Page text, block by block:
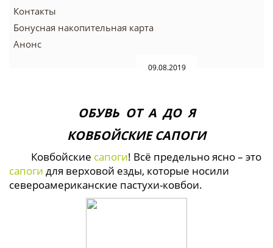
Контакты
Бонусная накопительная карта
Анонс
09.08.2019
ОБУВЬ ОТ А ДО Я
КОВБОЙСКИЕ САПОГИ
Ковбойские сапоги! Всё предельно ясно – это
сапоги для верховой езды, которые носили
североамериканские пастухи-ковбои.